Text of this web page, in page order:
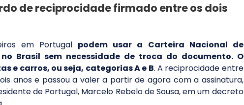
de reciprocidade firmado entre os dois
em Portugal podem usar a Carteira Nacional de
Brasil sem necessidade de troca do documento. O
e carros, ou seja, categorias A e B. A reciprocidade entre
anos e passou a valer a partir de agora com a assinatura,
de Portugal, Marcelo Rebelo de Sousa, em um decreto